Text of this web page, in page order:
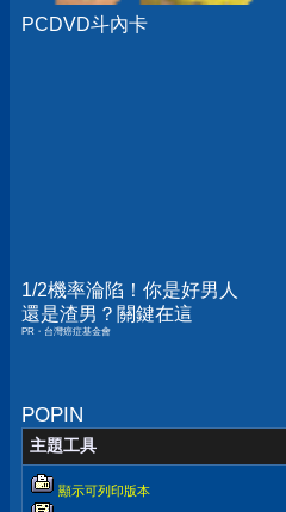
PCDVD斗內卡
1/2機率淪陷！你是好男人
還是渣男？關鍵在這
PR・台灣癌症基金會
POPIN
主題工具
顯示可列印版本